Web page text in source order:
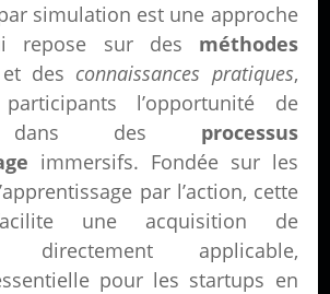
simulation est une approche
repose sur des méthodes
et des connaissances pratiques,
l’opportunité de
dans des processus
immersifs. Fondée sur les
par l’action, cette
une acquisition de
directement applicable,
pour les startups en